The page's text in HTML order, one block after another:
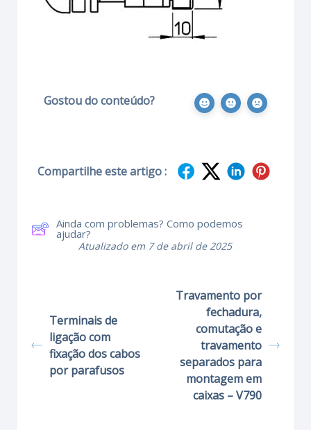
Gostou do conteúdo?
Compartilhe este artigo :
Ainda com problemas? Como podemos
ajudar?
Atualizado em 7 de abril de 2025
Terminais de
ligação com
fixação dos cabos
por parafusos
Travamento por
fechadura,
comutação e
travamento
separados para
montagem em
caixas – V790